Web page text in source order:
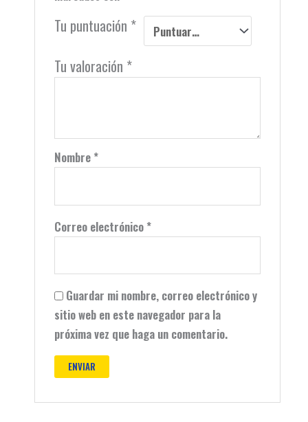
Tu puntuación *
Tu valoración *
Nombre *
Correo electrónico *
Guardar mi nombre, correo electrónico y
sitio web en este navegador para la
próxima vez que haga un comentario.